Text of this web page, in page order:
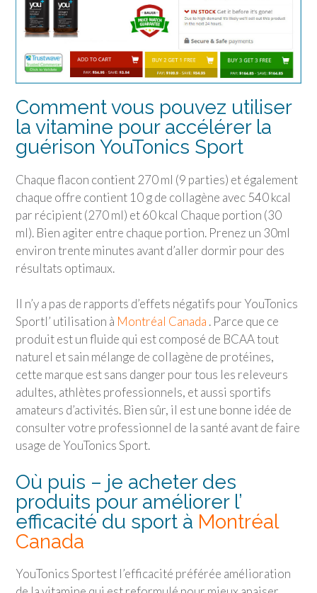
Comment vous pouvez utiliser
la vitamine pour accélérer la
guérison YouTonics Sport
Chaque flacon contient 270 ml (9 parties) et également
chaque offre contient 10 g de collagène avec 540 kcal
par récipient (270 ml) et 60 kcal Chaque portion (30
ml). Bien agiter entre chaque portion. Prenez un 30ml
environ trente minutes avant d’aller dormir pour des
résultats optimaux.
Il n’y a pas de rapports d’effets négatifs pour YouTonics
Sportl’ utilisation à Montréal Canada . Parce que ce
produit est un fluide qui est composé de BCAA tout
naturel et sain mélange de collagène de protéines,
cette marque est sans danger pour tous les releveurs
adultes, athlètes professionnels, et aussi sportifs
amateurs d’activités. Bien sûr, il est une bonne idée de
consulter votre professionnel de la santé avant de faire
usage de YouTonics Sport.
Où puis – je acheter des
produits pour améliorer l’
efficacité du sport à Montréal
Canada
YouTonics Sportest l’efficacité préférée amélioration